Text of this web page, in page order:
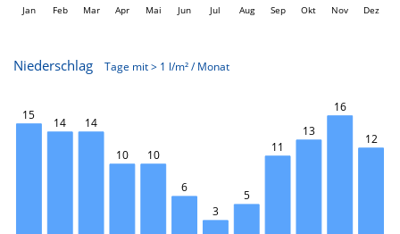
Jan Feb Mar Apr Mai Jun Jul Aug Sep Okt Nov Dez
Niederschlag Tage mit > 1 l/m² / Monat
15
14 14
10 10
6
3
5
11
13
16
12